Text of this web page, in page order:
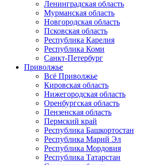
Ленинградская область
Мурманская область
Новгородская область
Псковская область
Республика Карелия
Республика Коми
Санкт-Петербург
Приволжье
Всё Приволжье
Кировская область
Нижегородская область
Оренбургская область
Пензенская область
Пермский край
Республика Башкортостан
Республика Марий Эл
Республика Мордовия
Республика Татарстан